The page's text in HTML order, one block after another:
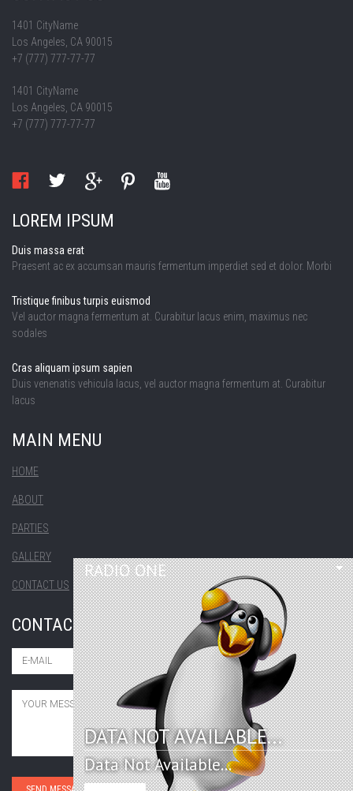
DATA NOT AVAILABLE...
Data Not Available...
RADIO ONE
1401 CityName
Los Angeles, CA 90015
+7 (777) 777-77-77
1401 CityName
Los Angeles, CA 90015
+7 (777) 777-77-77
LOREM IPSUM
Duis massa erat
Praesent ac ex accumsan mauris fermentum imperdiet sed et dolor. Morbi
Tristique finibus turpis euismod
Vel auctor magna fermentum at. Curabitur lacus enim, maximus nec
sodales
Cras aliquam ipsum sapien
Duis venenatis vehicula lacus, vel auctor magna fermentum at. Curabitur
lacus
MAIN MENU
HOME
ABOUT
PARTIES
GALLERY
CONTACT US
CONTACT US